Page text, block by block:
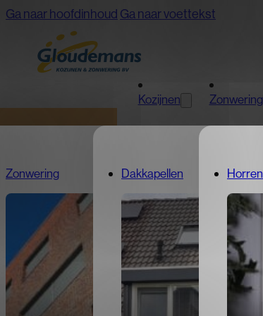
Ga naar hoofdinhoud Ga naar voettekst
Kozijnen
Kozijnen
Zonwering
Zonwering Dakkapellen Horren
Offerte aanvragen